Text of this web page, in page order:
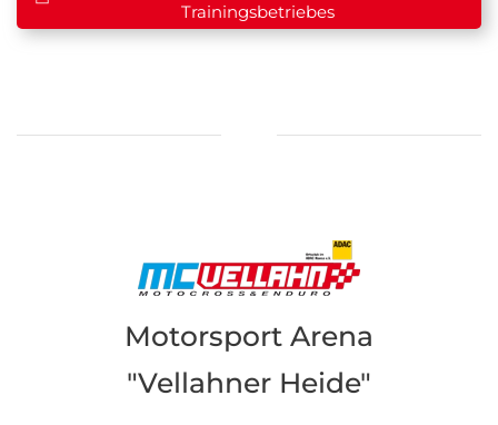
Trainingsbetriebes
Motorsport Arena
"Vellahner Heide"